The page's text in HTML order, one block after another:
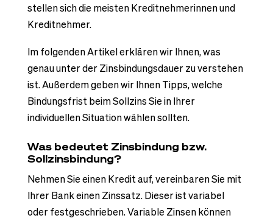
stellen sich die meisten Kreditnehmerinnen und
Kreditnehmer.
Im folgenden Artikel erklären wir Ihnen, was
genau unter der Zinsbindungsdauer zu verstehen
ist. Außerdem geben wir Ihnen Tipps, welche
Bindungsfrist beim Sollzins Sie in Ihrer
individuellen Situation wählen sollten.
Was bedeutet Zinsbindung bzw.
Sollzinsbindung?
Nehmen Sie einen Kredit auf, vereinbaren Sie mit
Ihrer Bank einen Zinssatz. Dieser ist variabel
oder festgeschrieben. Variable Zinsen können